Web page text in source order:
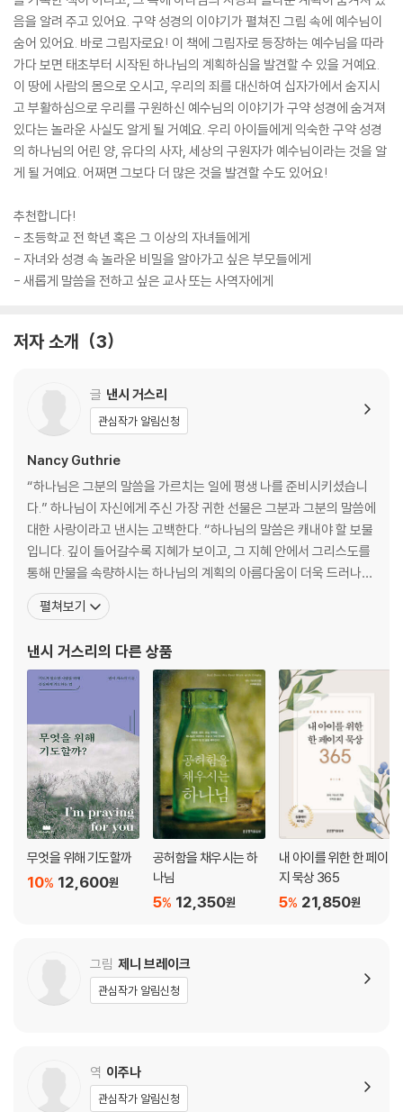
음을 알려 주고 있어요. 구약 성경의 이야기가 펼쳐진 그림 속에 예수님이
숨어 있어요. 바로 그림자로요! 이 책에 그림자로 등장하는 예수님을 따라
가다 보면 태초부터 시작된 하나님의 계획하심을 발견할 수 있을 거예요.
이 땅에 사람의 몸으로 오시고, 우리의 죄를 대신하여 십자가에서 숨지시
고 부활하심으로 우리를 구원하신 예수님의 이야기가 구약 성경에 숨겨져
있다는 놀라운 사실도 알게 될 거예요. 우리 아이들에게 익숙한 구약 성경
의 하나님의 어린 양, 유다의 사자, 세상의 구원자가 예수님이라는 것을 알
게 될 거예요. 어쩌면 그보다 더 많은 것을 발견할 수도 있어요!
추천합니다!
- 초등학교 전 학년 혹은 그 이상의 자녀들에게
- 자녀와 성경 속 놀라운 비밀을 알아가고 싶은 부모들에게
- 새롭게 말씀을 전하고 싶은 교사 또는 사역자에게
저자 소개 3
글 낸시 거스리
관심작가 알림신청
Nancy Guthrie
“하나님은 그분의 말씀을 가르치는 일에 평생 나를 준비시키셨습니
다.” 하나님이 자신에게 주신 가장 귀한 선물은 그분과 그분의 말씀에
대한 사랑이라고 낸시는 고백한다. “하나님의 말씀은 캐내야 할 보물
입니다. 깊이 들어갈수록 지혜가 보이고, 그 지혜 안에서 그리스도를
통해 만물을 속량하시는 하나님의 계획의 아름다움이 더욱 드러나
죠.” 낸시의 인생 경험 또한 그녀의 가르침에 상당한 영향을 끼쳤다.
낸시와 그녀의 남편 데이비드에게는 아들 매트 외에 젤웨거 증후군이
와 아들 가브리엘이 있었다. 낸시는 두 자녀를 잃은
펼쳐보기
낸시 거스리 의 다른 상품
무엇을 위해 기도할까
12,600원
10%
공허함을 채우시는 하
나님
12,350원
5%
내 아이를 위한 한 페이
지 묵상 365
21,850원
5%
그림 제니 브레이크
관심작가 알림신청
역 이주나
관심작가 알림신청